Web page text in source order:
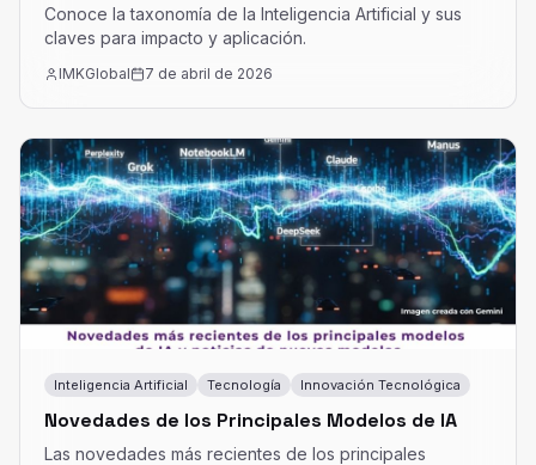
Conoce la taxonomía de la Inteligencia Artificial y sus
claves para impacto y aplicación.
IMKGlobal 7 de abril de 2026
Inteligencia Artificial Tecnología Innovación Tecnológica
Novedades de los Principales Modelos de IA
Las novedades más recientes de los principales